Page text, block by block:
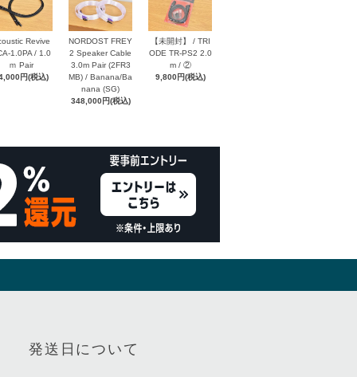
Revive
1.0PA / 1.0
ｍ Pair
円(税込)
NORDOST FREY
2 Speaker Cable
3.0m Pair (2FR3
MB) / Banana/Ba
nana (SG)
348,000円(税込)
【未開封】 / TRI
ODE TR-PS2 2.0
m / ②
9,800円(税込)
発送日について